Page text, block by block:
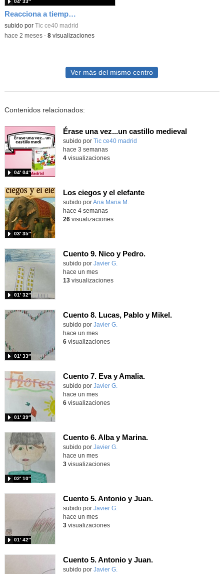
Reacciona a tiempo: programación y reflejos con Micro:bit
subido por Tic ce40 madrid
04′ 33″
-hace 2 meses- 8visualizaciones
Ver más del mismo centro
Contenidos relacionados:
Érase una vez...un castillo medieval
subido por Tic ce40 madrid
04′ 04″
hace 3 semanas
4visualizaciones
Los ciegos y el elefante
Contenido educativo.
subido porAna Maria M.
03′ 35″
hace 4 semanas
26visualizaciones
Cuento 9. Nico y Pedro.
Contenido educativo.
subido por Javier G.
01′ 32″
hace un mes
13visualizaciones
Cuento 8. Lucas, Pablo y Mikel.
Contenido educativo.
subido por Javier G.
01′ 33″
hace un mes
6visualizaciones
Cuento 7. Eva y Amalia.
Contenido educativo.
subido por Javier G.
01′ 39″
hace un mes
6visualizaciones
Cuento 6. Alba y Marina.
Contenido educativo.
subido por Javier G.
02′ 10″
hace un mes
3visualizaciones
Cuento 5. Antonio y Juan.
Contenido educativo.
subido por Javier G.
01′ 42″
hace un mes
3visualizaciones
Cuento 5. Antonio y Juan.
Contenido educativo.
subido por Javier G.